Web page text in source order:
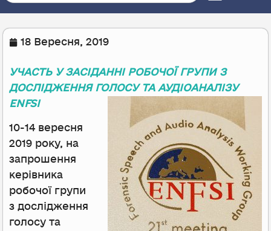
18 Вересня, 2019
УЧАСТЬ У ЗАСІДАННІ РОБОЧОЇ ГРУПИ З
ДОСЛІДЖЕННЯ ГОЛОСУ ТА АУДІОАНАЛІЗУ
ENFSI
10-14 вересня
2019 року, на
запрошення
керівника
робочої групи
з дослідження
голосу та